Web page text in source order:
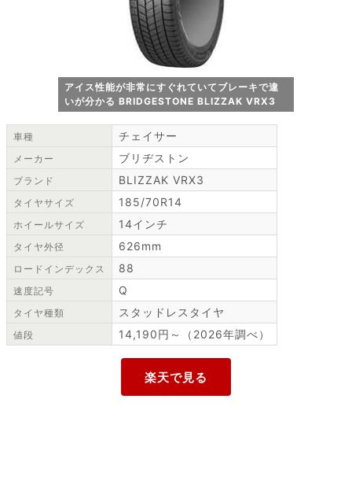
アイス性能が非常にすぐれていてブレーキで違
いが分かる BRIDGESTONE BLIZZAK VRX3
車種 チェイサー
メーカー ブリヂストン
ブランド BLIZZAK VRX3
タイヤサイズ 185/70R14
ホイールサイズ 14インチ
タイヤ外径 626mm
ロードインデックス 88
速度記号 Q
タイヤ種類 スタッドレスタイヤ
値段 14,190円～（2026年調べ）